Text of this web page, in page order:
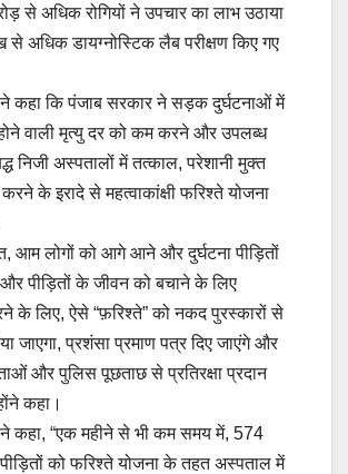
से अधिक रोगियों ने उपचार का लाभ उठाया
अधिक डायग्नोस्टिक लैब परीक्षण किए गए
ने कहा कि पंजाब सरकार ने सड़क दुर्घटनाओं में
वाली मृत्यु दर को कम करने और उपलब्ध
निजी अस्पतालों में तत्काल, परेशानी मुक्त
के इरादे से महत्वाकांक्षी फरिश्ते योजना
आम लोगों को आगे आने और दुर्घटना पीड़ितों
पीड़ितों के जीवन को बचाने के लिए
के लिए, ऐसे “फ़रिश्ते” को नकद पुरस्कारों से
जाएगा, प्रशंसा प्रमाण पत्र दिए जाएंगे और
और पुलिस पूछताछ से प्रतिरक्षा प्रदान
कहा।
ने कहा, “एक महीने से भी कम समय में, 574
को फरिश्ते योजना के तहत अस्पताल में